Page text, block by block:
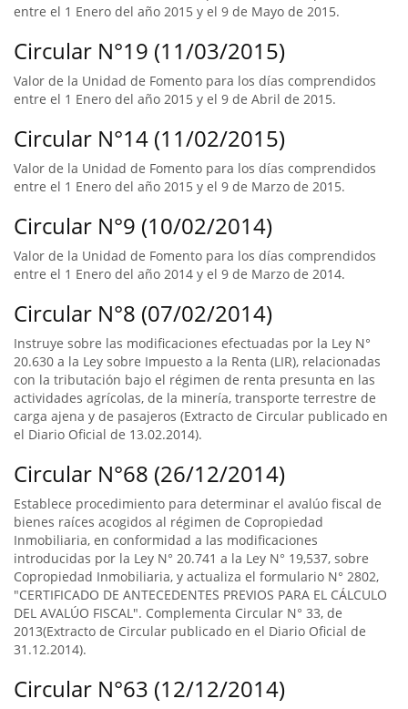
entre el 1 Enero del año 2015 y el 9 de Mayo de 2015.
Circular N°19 (11/03/2015)
Valor de la Unidad de Fomento para los días comprendidos
entre el 1 Enero del año 2015 y el 9 de Abril de 2015.
Circular N°14 (11/02/2015)
Valor de la Unidad de Fomento para los días comprendidos
entre el 1 Enero del año 2015 y el 9 de Marzo de 2015.
Circular N°9 (10/02/2014)
Valor de la Unidad de Fomento para los días comprendidos
entre el 1 Enero del año 2014 y el 9 de Marzo de 2014.
Circular N°8 (07/02/2014)
Instruye sobre las modificaciones efectuadas por la Ley N°
20.630 a la Ley sobre Impuesto a la Renta (LIR), relacionadas
con la tributación bajo el régimen de renta presunta en las
actividades agrícolas, de la minería, transporte terrestre de
carga ajena y de pasajeros (Extracto de Circular publicado en
el Diario Oficial de 13.02.2014).
Circular N°68 (26/12/2014)
Establece procedimiento para determinar el avalúo fiscal de
bienes raíces acogidos al régimen de Copropiedad
Inmobiliaria, en conformidad a las modificaciones
introducidas por la Ley N° 20.741 a la Ley N° 19,537, sobre
Copropiedad Inmobiliaria, y actualiza el formulario N° 2802,
"CERTIFICADO DE ANTECEDENTES PREVIOS PARA EL CÁLCULO
DEL AVALÚO FISCAL". Complementa Circular N° 33, de
2013(Extracto de Circular publicado en el Diario Oficial de
31.12.2014).
Circular N°63 (12/12/2014)